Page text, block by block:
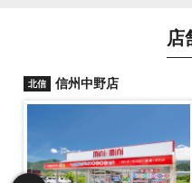
店
北信 信州中野店